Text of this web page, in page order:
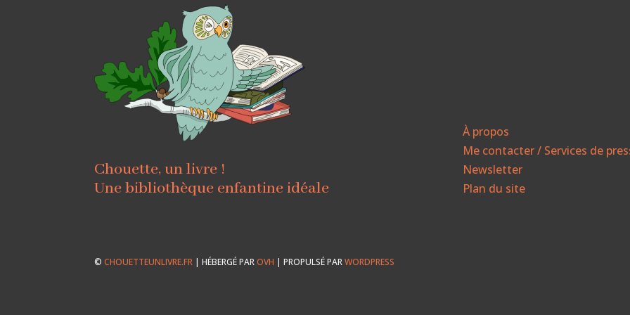
Chouette, un livre !
Une bibliothèque enfantine idéale
À propos
Me contacter / Services de
Newsletter
Plan du site
©CHOUETTEUNLIVRE.FR | HÉBERGÉ PAROVH | PROPULSÉ PARWORDPRESS